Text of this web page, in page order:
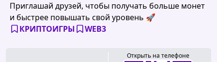
Приглашай друзей, чтобы получать больше монет
и быстрее повышать свой уровень 🚀
КРИПТОИГРЫ
WEB3
Открыть на телефоне